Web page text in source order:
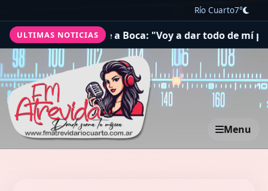
Río Cuarto7°
ULTIMAS NOTICIAS
sumarse a Boca: "Voy a dar todo de mí para
Menu